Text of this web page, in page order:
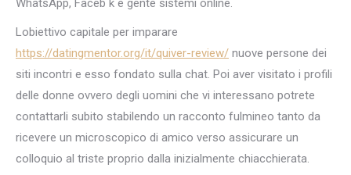
WhatsApp, Faceb k e gente sistemi online.
Lobiettivo capitale per imparare
https://datingmentor.org/it/quiver-review/ nuove persone dei
siti incontri e esso fondato sulla chat. Poi aver visitato i profili
delle donne ovvero degli uomini che vi interessano potrete
contattarli subito stabilendo un racconto fulmineo tanto da
ricevere un microscopico di amico verso assicurare un
colloquio al triste proprio dalla inizialmente chiacchierata.